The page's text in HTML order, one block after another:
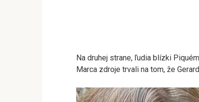
Na druhej strane, ľudia blízki
Marca zdroje trvali na tom, že